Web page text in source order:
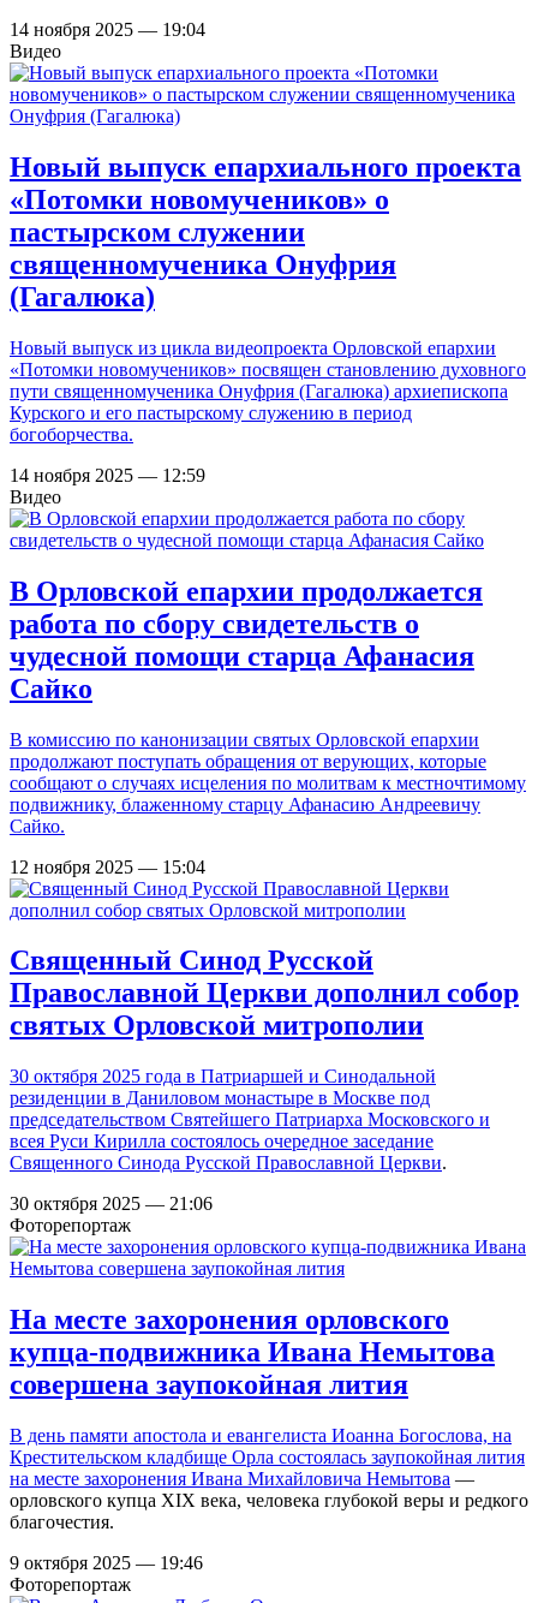
14 ноября 2025 — 19:04
Видео
Новый выпуск епархиального проекта
«Потомки новомучеников» о
пастырском служении
священномученика Онуфрия
(Гагалюка)
Новый выпуск из цикла видеопроекта Орловской епархии
«Потомки новомучеников» посвящен становлению духовного
пути священномученика Онуфрия (Гагалюка) архиепископа
Курского и его пастырскому служению в период
богоборчества.
14 ноября 2025 — 12:59
Видео
В Орловской епархии продолжается
работа по сбору свидетельств о
чудесной помощи старца Афанасия
Сайко
В комиссию по канонизации святых Орловской епархии
продолжают поступать обращения от верующих, которые
сообщают о случаях исцеления по молитвам к местночтимому
подвижнику, блаженному старцу Афанасию Андреевичу
Сайко.
12 ноября 2025 — 15:04
Священный Синод Русской
Православной Церкви дополнил собор
святых Орловской митрополии
30 октября 2025 года в Патриаршей и Синодальной
резиденции в Даниловом монастыре в Москве под
председательством Святейшего Патриарха Московского и
всея Руси Кирилла состоялось очередное заседание
Священного Синода Русской Православной Церкви.
30 октября 2025 — 21:06
Фоторепортаж
На месте захоронения орловского
купца-подвижника Ивана Немытова
совершена заупокойная лития
В день памяти апостола и евангелиста Иоанна Богослова, на
Крестительском кладбище Орла состоялась заупокойная лития
на месте захоронения Ивана Михайловича Немытова —
орловского купца XIX века, человека глубокой веры и редкого
благочестия.
9 октября 2025 — 19:46
Фоторепортаж